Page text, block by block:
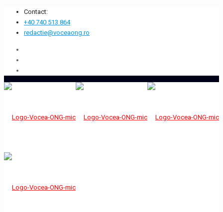
Contact:
+40 740 513 864
redactie@voceaong.ro